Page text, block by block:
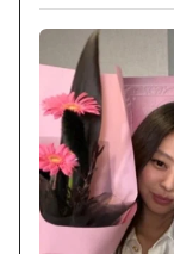
l Notes)».
н во время
ет V-жест или
ные моменты на
в соломенной
ждается
ми. Ким Хи Сон